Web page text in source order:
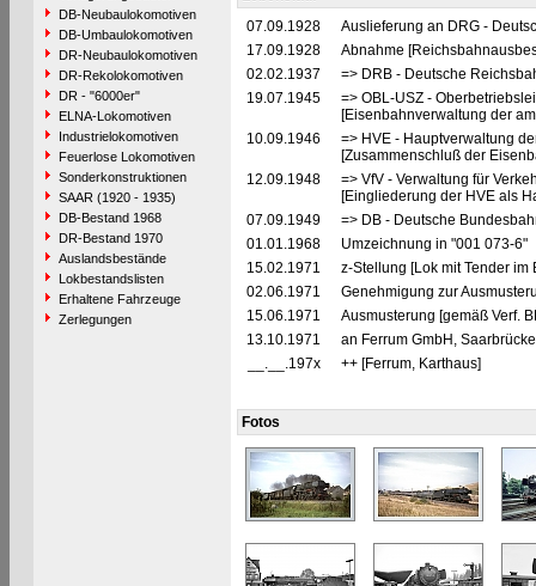
DB-Neubaulokomotiven
DB-Umbaulokomotiven
DR-Neubaulokomotiven
DR-Rekolokomotiven
DR - "6000er"
ELNA-Lokomotiven
Industrielokomotiven
Feuerlose Lokomotiven
Sonderkonstruktionen
SAAR (1920 - 1935)
DB-Bestand 1968
DR-Bestand 1970
Auslandsbestände
Lokbestandslisten
Erhaltene Fahrzeuge
Zerlegungen
07.09.1928
Auslieferung an DRG -
17.09.1928
Abnahme
02.02.1937
=> DRB - Deutsche
19.07.1945
=> OBL-USZ -
[Eisenbahnverwaltung der
10.09.1946
=> HVE - Hauptverwaltung
[Zusammenschluß der
12.09.1948
=> VfV - Verwaltung für
[Eingliederung der HVE als
07.09.1949
=> DB - Deutsche
01.01.1968
Umzeichnung in "001 073-6"
15.02.1971
z-Stellung [Lok mit Tender im
02.06.1971
Genehmigung zur
15.06.1971
Ausmusterung [gemäß Verf.
13.10.1971
an Ferrum GmbH,
__.__.197x
++ [Ferrum, Karthaus]
Fotos